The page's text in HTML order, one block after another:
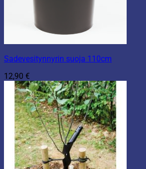
Sadevesitynnyrin suoja 110cm
12,90 €